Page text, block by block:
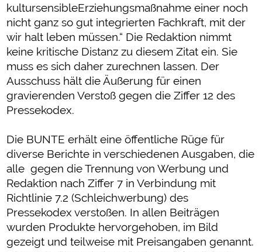
kultursensibleErziehungsmaßnahme einer noch
nicht ganz so gut integrierten Fachkraft, mit der
wir halt leben müssen.“ Die Redaktion nimmt
keine kritische Distanz zu diesem Zitat ein. Sie
muss es sich daher zurechnen lassen. Der
Ausschuss hält die Äußerung für einen
gravierenden Verstoß gegen die Ziffer 12 des
Pressekodex.
Die BUNTE erhält eine öffentliche Rüge für
diverse Berichte in verschiedenen Ausgaben, die
alle gegen die Trennung von Werbung und
Redaktion nach Ziffer 7 in Verbindung mit
Richtlinie 7.2 (Schleichwerbung) des
Pressekodex verstoßen. In allen Beiträgen
wurden Produkte hervorgehoben, im Bild
gezeigt und teilweise mit Preisangaben genannt.